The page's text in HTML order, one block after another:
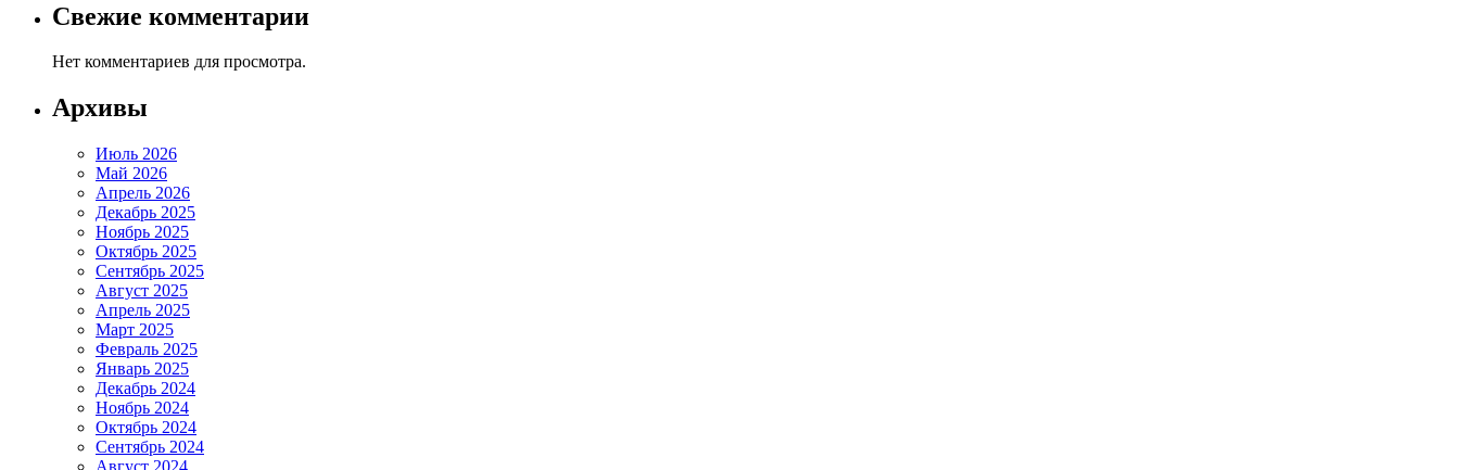
Свежие комментарии
Нет комментариев для просмотра.
Архивы
Июль 2026
Май 2026
Апрель 2026
Декабрь 2025
Ноябрь 2025
Октябрь 2025
Сентябрь 2025
Август 2025
Апрель 2025
Март 2025
Февраль 2025
Январь 2025
Декабрь 2024
Ноябрь 2024
Октябрь 2024
Сентябрь 2024